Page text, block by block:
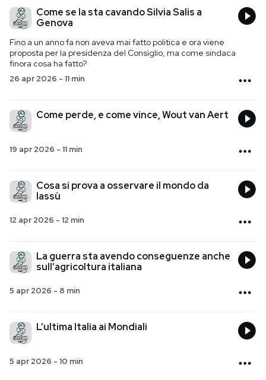
Come se la sta cavando Silvia Salis a
Genova
Fino a un anno fa non aveva mai fatto politica e ora viene
proposta per la presidenza del Consiglio, ma come sindaca
finora cosa ha fatto?
26 apr 2026 - 11 min
Come perde, e come vince, Wout van Aert
19 apr 2026 - 11 min
Cosa si prova a osservare il mondo da
lassù
12 apr 2026 - 12 min
La guerra sta avendo conseguenze anche
sull’agricoltura italiana
5 apr 2026 - 8 min
L’ultima Italia ai Mondiali
5 apr 2026 - 10 min